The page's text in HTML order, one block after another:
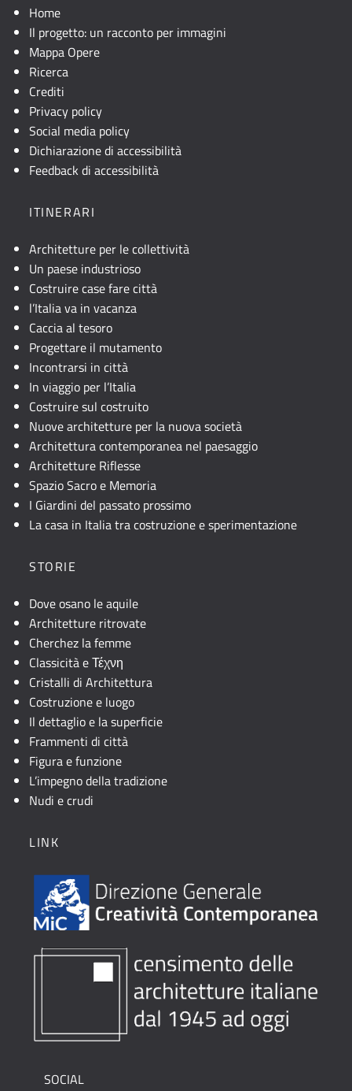
Home
Il progetto: un racconto per immagini
Mappa Opere
Ricerca
Crediti
Privacy policy
Social media policy
Dichiarazione di accessibilità
Feedback di accessibilità
ITINERARI
Architetture per le collettività
Un paese industrioso
Costruire case fare città
l’Italia va in vacanza
Caccia al tesoro
Progettare il mutamento
Incontrarsi in città
In viaggio per l’Italia
Costruire sul costruito
Nuove architetture per la nuova società
Architettura contemporanea nel paesaggio
Architetture Riflesse
Spazio Sacro e Memoria
I Giardini del passato prossimo
La casa in Italia tra costruzione e sperimentazione
STORIE
Dove osano le aquile
Architetture ritrovate
Cherchez la femme
Classicità e Τέχνη
Cristalli di Architettura
Costruzione e luogo
Il dettaglio e la superficie
Frammenti di città
Figura e funzione
L’impegno della tradizione
Nudi e crudi
LINK
SOCIAL